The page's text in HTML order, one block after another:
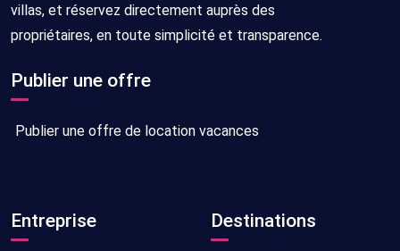
villas, et réservez directement auprès des
propriétaires, en toute simplicité et transparence.
Publier une offre
Publier une offre de location vacances
Entreprise Destinations